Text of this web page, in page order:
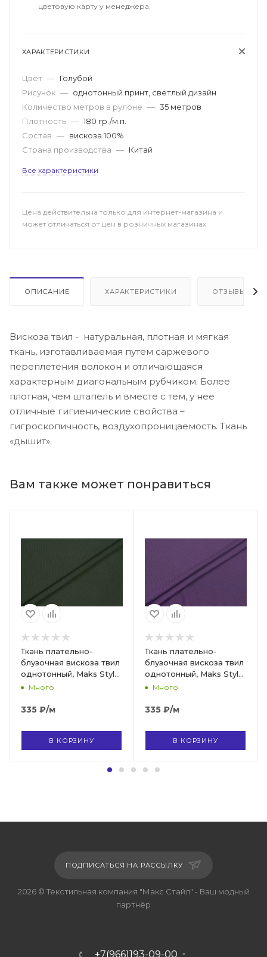
цветовую карту у менеджера.
ХАРАКТЕРИСТИКИ
Цвет — Голубой
Рисунок — однотонный принт, светлый дизайн
Количество метров в рулоне — 35 метров
Плотность — 180 гр./м.п.
Состав — вискоза 100%
Страна производства — Китай
Все характеристики
Цена действительна только для интернет-магазина и
может отличаться от цен в розничных магазинах
ОПИСАНИЕ ХАРАКТЕРИСТИКИ ОТЗЫВЫ
Вискоза твил - натуральная, плотная и мягкая
ткань, изготавливаемая путем саржевого
переплетения волокон и отличающаяся
характерным диагональным рубчиком. Более
плотная, чем штапель и вместе с тем, у нее
отличные гигиенические свойства –
гигроскопичность, воздухопроницаемость. Ткань
«дышит».
Вам также может понравиться
Ткань плательно-
блузочная вискоза твил
однотонный, Maks Style,
вискоза 100%, цвет
2881 D-16
Много
335 ₽/м
В КОРЗИНУ
Ткань плательно-
блузочная вискоза твил
однотонный, Maks Style,
вискоза 100%, цвет
D-15
Много
335 ₽/м
В КОРЗИНУ
ПОДПИСАТЬСЯ НА РАССЫЛКУ
2026 © Текстильная компания "Макс Стайл" - Ваш модный
партнёр
+7(966)193-09-00